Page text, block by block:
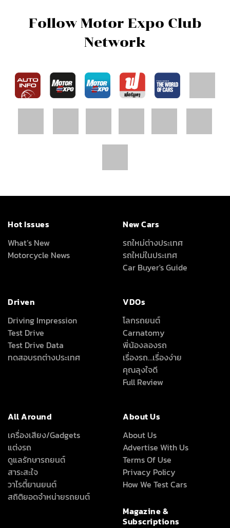
Follow Motor Expo Club
Network
Hot Issues
What’s New
Motorcycle News
New Cars
รถใหม่ต่างประเทศ
รถใหม่ในประเทศ
Car Buyer's Guide
Driven
Driving Impression
Test Drive
Test Drive Data
ทดสอบรถต่างประเทศ
VDOs
โลกรถยนต์
Carnatomy
พี่น้องลองรถ
เรื่องรถ…เรื่องง่าย
คุณลุงใจดี
Full Review
All Around
เครื่องเสียง/Gadgets
แต่งรถ
ดูแลรักษารถยนต์
สาระสะใจ
วาไรตี้ยานยนต์
สถิติยอดจำหน่ายรถยนต์
About Us
About Us
Advertise With Us
Terms Of Use
Privacy Policy
How We Test Cars
Magazine &
Subscriptions